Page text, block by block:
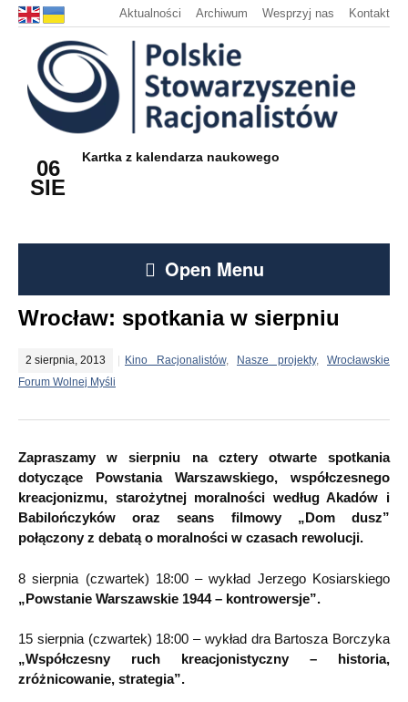
Aktualności Archiwum Wesprzyj nas Kontakt
06
SIE
Kartka z kalendarza naukowego
Open Menu
Wrocław: spotkania w sierpniu
2 sierpnia, 2013 Kino Racjonalistów, Nasze projekty, Wrocławskie
Forum Wolnej Myśli
Zapraszamy w sierpniu na cztery otwarte spotkania
dotyczące Powstania Warszawskiego, współczesnego
kreacjonizmu, starożytnej moralności według Akadów i
Babilończyków oraz seans filmowy „Dom dusz”
połączony z debatą o moralności w czasach rewolucji.
8 sierpnia (czwartek) 18:00 – wykład Jerzego Kosiarskiego
„Powstanie Warszawskie 1944 – kontrowersje”.
15 sierpnia (czwartek) 18:00 – wykład dra Bartosza Borczyka
„Współczesny ruch kreacjonistyczny – historia,
zróżnicowanie, strategia”.